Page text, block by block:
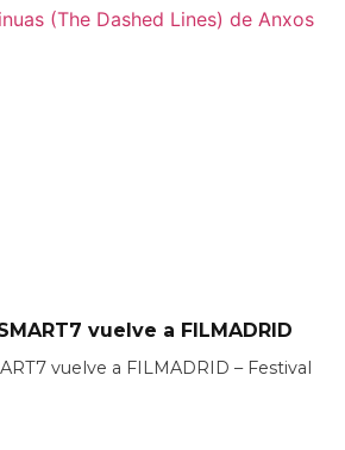
vuelve a FILMADRID
vuelve a FILMADRID – Festival